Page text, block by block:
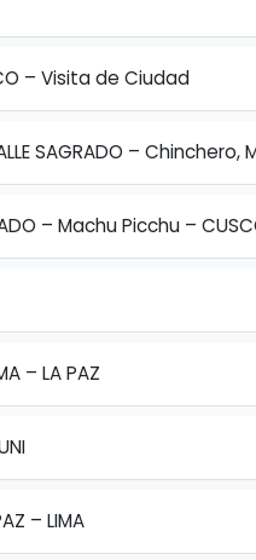
– Visita de Ciudad
SAGRADO –
– Machu Picchu –
– LA PAZ
– LIMA